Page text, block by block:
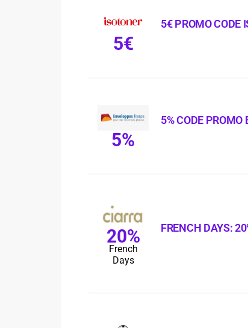
5€
5€ PROMO CODE
5%
5% CODE PROMO
20%
French
Days
FRENCH DAYS: